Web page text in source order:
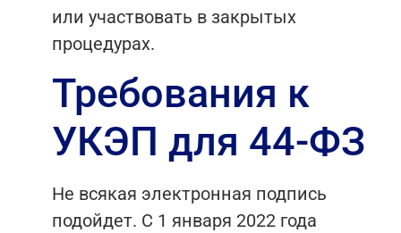
или участвовать в закрытых
процедурах.
Требования к
УКЭП для 44-ФЗ
Не всякая электронная подпись
подойдет. С 1 января 2022 года